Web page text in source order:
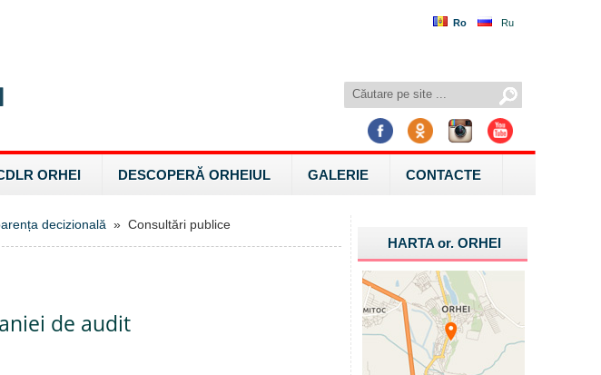
Ro Ru
ORHEI DESCOPERĂ ORHEIUL GALERIE CONTACTE
decizională » Consultări publice
de audit
HARTA or.ORHEI